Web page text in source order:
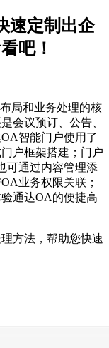
速定制出企
吧！
局和业务处理的核
会议预订、公告、
智能门户使用了
户框架搭建；门户
可通过内容管理添
业务权限关联；
通达OA的便捷高
方法，帮助您快速